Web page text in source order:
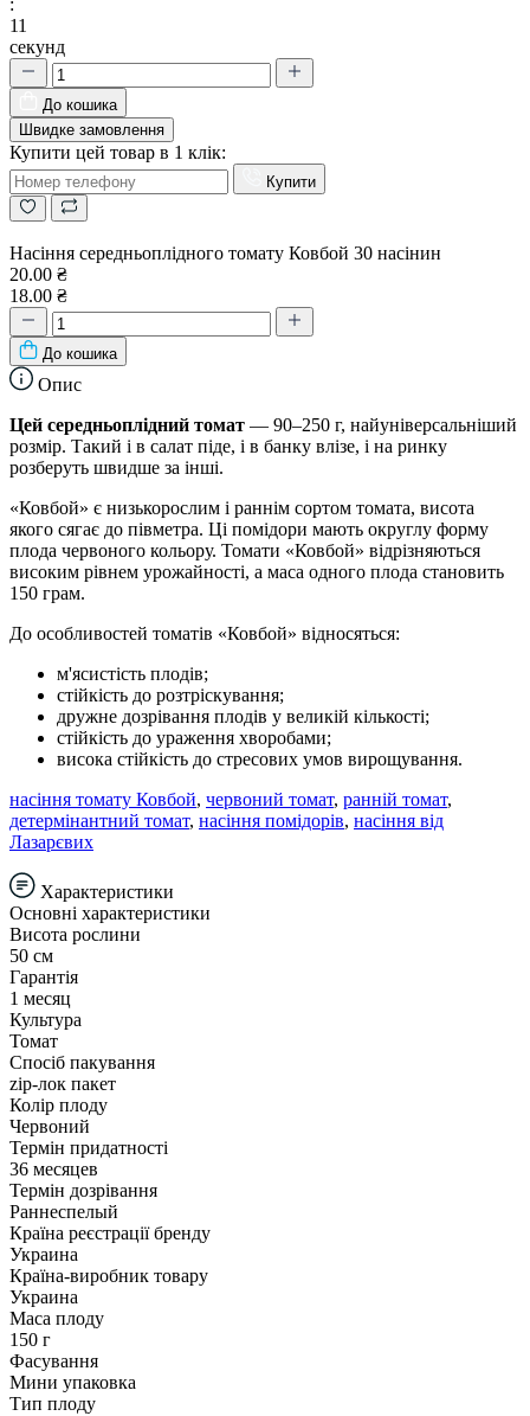
10
секунд
До кошика
Швидке замовлення
Купити цей товар в 1 клік:
Купити
Насіння середньоплідного томату Ковбой 30 насінин
20.00 ₴
18.00 ₴
До кошика
Опис
Цей середньоплідний томат — 90–250 г, найуніверсальніший
розмір. Такий і в салат піде, і в банку влізе, і на ринку
розберуть швидше за інші.
«Ковбой» є низькорослим і раннім сортом томата, висота
якого сягає до півметра. Ці помідори мають округлу форму
плода червоного кольору. Томати «Ковбой» відрізняються
високим рівнем урожайності, а маса одного плода становить
150 грам.
До особливостей томатів «Ковбой» відносяться:
м'ясистість плодів;
стійкість до розтріскування;
дружне дозрівання плодів у великій кількості;
стійкість до ураження хворобами;
висока стійкість до стресових умов вирощування.
насіння томату Ковбой, червоний томат, ранній томат,
детермінантний томат, насіння помідорів, насіння від
Лазарєвих
Характеристики
Основні характеристики
Висота рослини
50 см
Гарантія
1 месяц
Культура
Томат
Спосіб пакування
zip-лок пакет
Колір плоду
Червоний
Термін придатності
36 месяцев
Термін дозрівання
Раннеспелый
Країна реєстрації бренду
Украина
Країна-виробник товару
Украина
Маса плоду
150 г
Фасування
Мини упаковка
Тип плоду